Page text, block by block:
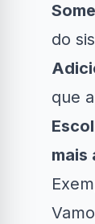
do
que
mais